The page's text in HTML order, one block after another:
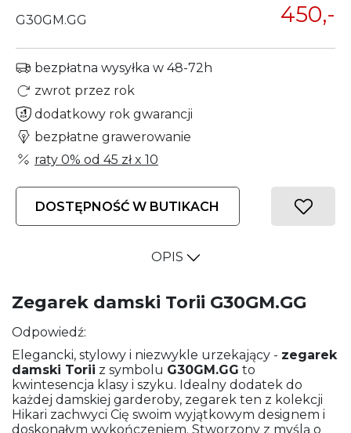
G30GM.GG 450,-
bezpłatna wysyłka w 48-72h
zwrot przez rok
dodatkowy rok gwarancji
bezpłatne grawerowanie
raty 0% od 45 złx 10
DOSTĘPNOŚĆ W BUTIKACH
OPIS
Zegarek damski Torii G30GM.GG
Odpowiedź:
Elegancki, stylowy i niezwykle urzekający - zegarek
damski Torii z symbolu G30GM.GG to
kwintesencja klasy i szyku. Idealny dodatek do
każdej damskiej garderoby, zegarek ten z kolekcji
Hikari zachwyci Cię swoim wyjątkowym designem i
doskonałym wykończeniem. Stworzony z myślą o